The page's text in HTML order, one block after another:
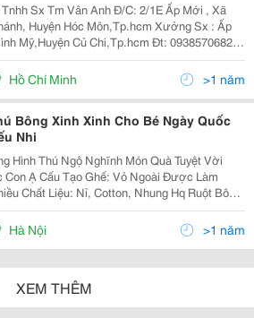
Tm Vân Anh Đ/C: 2/1E Ấp Mới , Xã
Huyện Hóc Môn,Tp.hcm Xưởng Sx : Ấp
Củ Chi,Tp.hcm Đt: 0938570682
Www:dochoimamnon.com
Hồ Chí Minh >1 năm
Bông Xinh Xinh Cho Bé Ngày Quốc
Nhi
Hình Thú Ngộ Nghĩnh Món Quà Tuyệt Vời
Vỏ Ngoài Được Làm
Chất Liệu: Nỉ, Cotton, Nhung Hq Ruột Bông
Cho Bé 40Kgs Vẫn
Ngồi Ok 750K/Cái Cho Người Lớn Có Thể Đặt
Hà Nội >1 năm
XEM THÊM